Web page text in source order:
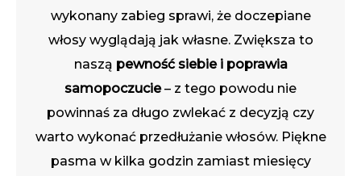
wykonany zabieg sprawi, że doczepiane
włosy wyglądają jak własne. Zwiększa to
naszą pewność siebie i poprawia
samopoczucie– z tego powodu nie
powinnaś za długo zwlekać z decyzją czy
warto wykonać przedłużanie włosów. Piękne
pasma w kilka godzin zamiast miesięcy